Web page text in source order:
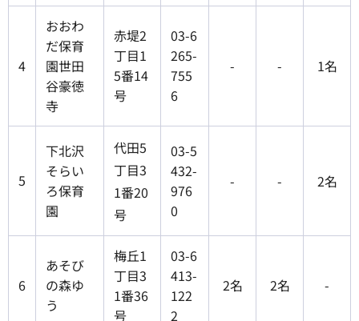
4
おおわ
だ保育
園世田
谷豪徳
寺
赤堤2
丁目1
5番14
号
03-6
265-
755
6
- - 1名
5
下北沢
そらい
ろ保育
園
代田5
丁目3
1番20
号
03-5
432-
976
0
- - 2名
6
あそび
の森ゆ
う
梅丘1
丁目3
1番36
号
03-6
413-
122
2
2名 2名 -